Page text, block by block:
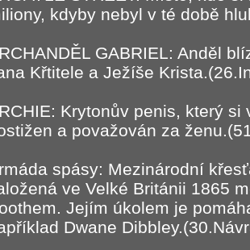
kdyby nebyl v té době
GABRIEL: Anděl
Křtitele a Ježíše
Krytonův penis, který
a považován za
spásy: Mezinárodní
ve Velké Británii 1865
Jejím úkolem je
Dwane